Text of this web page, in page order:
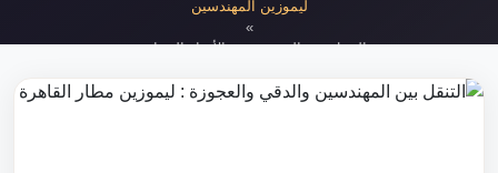
خدمات المطار
نحن
ليموزين المهندسين
التنقل بين المهندسين والأحياء المجاورة